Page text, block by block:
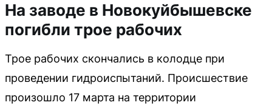
На заводе в Новокуйбышевске
погибли трое рабочих
Трое рабочих скончались в колодце при
проведении гидроиспытаний. Происшествие
произошло 17 марта на территории